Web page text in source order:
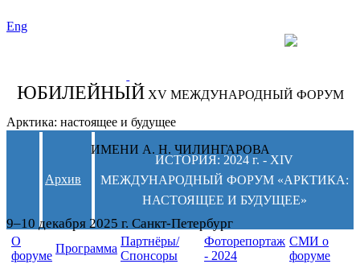
Eng
ЮБИЛЕЙНЫЙ XV МЕЖДУНАРОДНЫЙ ФОРУМ
Арктика: настоящее и будущее
ИМЕНИ А. Н. ЧИЛИНГАРОВА
9–10 декабря 2025 г. Санкт-Петербург
Архив
ИСТОРИЯ: 2024 г. - XIV
МЕЖДУНАРОДНЫЙ ФОРУМ «АРКТИКА:
НАСТОЯЩЕЕ И БУДУЩЕЕ»
О
форуме
Программа
Партнёры/
Спонсоры
Фоторепортаж
- 2024
СМИ о
форуме